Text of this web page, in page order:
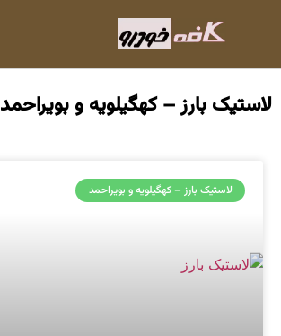
لاستیک بارز – کهگیلویه و بویراحمد
لاستیک بارز – کهگیلویه و بویراحمد